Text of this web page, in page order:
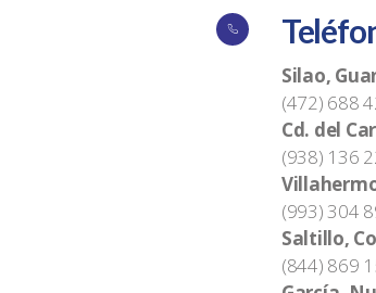
Silao,
(472) 688
Cd. del
(938) 136
(993) 304
Saltillo,
(844) 869